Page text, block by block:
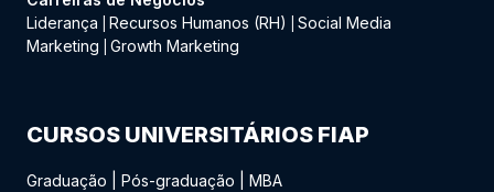
Liderança
Recursos Humanos (RH)
Social Media
Marketing
Growth Marketing
CURSOS UNIVERSITÁRIOS FIAP
Graduação Pós-graduação MBA